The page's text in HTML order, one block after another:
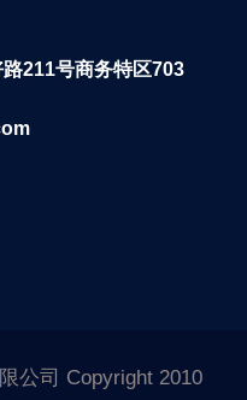
211号商务特区703
公司 Copyright 2010